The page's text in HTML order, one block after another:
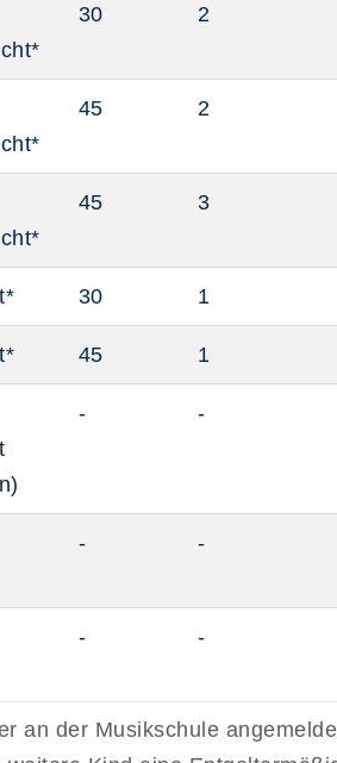
an der Musikschule
30 2
45 2
45 3
30 1
45 1
- -
- -
- -